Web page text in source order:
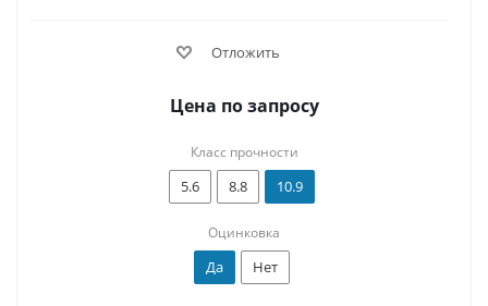
Отложить
Цена по запросу
Класс прочности
5.6 8.8 10.9
Оцинковка
Да Нет